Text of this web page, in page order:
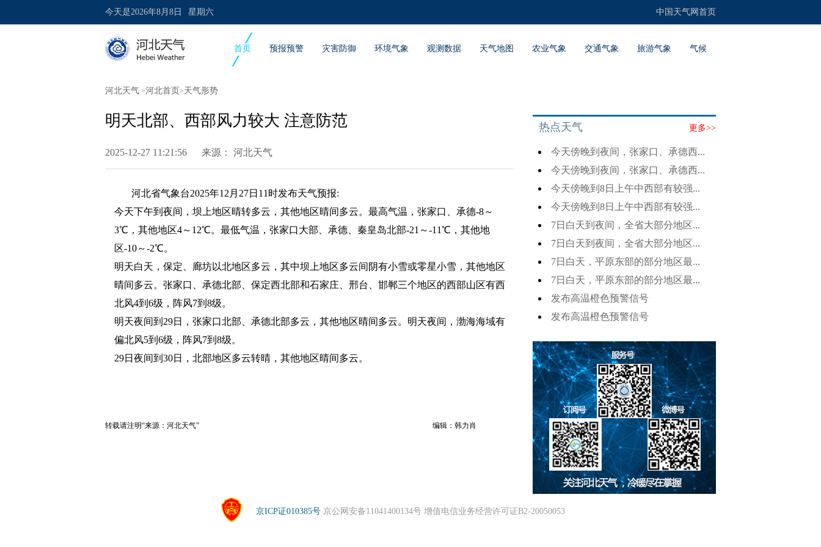
今天是2026年8月8日 星期六 中国天气网首页
首页 预报预警 灾害防御 环境气象 观测数据 天气地图 农业气象 交通气象 旅游气象 气候
河北天气 >河北首页 >天气形势
明天北部、西部风力较大 注意防范
2025-12-27 11:21:56 来源： 河北天气
河北省气象台2025年12月27日11时发布天气预报:
今天下午到夜间，坝上地区晴转多云，其他地区晴间多云。最高气温，张家口、承德-8～
3℃，其他地区4～12℃。最低气温，张家口大部、承德、秦皇岛北部-21～-11℃，其他地
区-10～-2℃。
明天白天，保定、廊坊以北地区多云，其中坝上地区多云间阴有小雪或零星小雪，其他地区
晴间多云。张家口、承德北部、保定西北部和石家庄、邢台、邯郸三个地区的西部山区有西
北风4到6级，阵风7到8级。
明天夜间到29日，张家口北部、承德北部多云，其他地区晴间多云。明天夜间，渤海海域有
偏北风5到6级，阵风7到8级。
29日夜间到30日，北部地区多云转晴，其他地区晴间多云。
编辑：韩力肖
转载请注明“来源：河北天气”
更多>>
热点天气
今天傍晚到夜间，张家口、承德西...
今天傍晚到夜间，张家口、承德西...
今天傍晚到8日上午中西部有较强...
今天傍晚到8日上午中西部有较强...
7日白天到夜间，全省大部分地区...
7日白天到夜间，全省大部分地区...
7日白天，平原东部的部分地区最...
7日白天，平原东部的部分地区最...
发布高温橙色预警信号
发布高温橙色预警信号
京ICP证010385号 京公网安备11041400134号 增值电信业务经营许可证B2-20050053